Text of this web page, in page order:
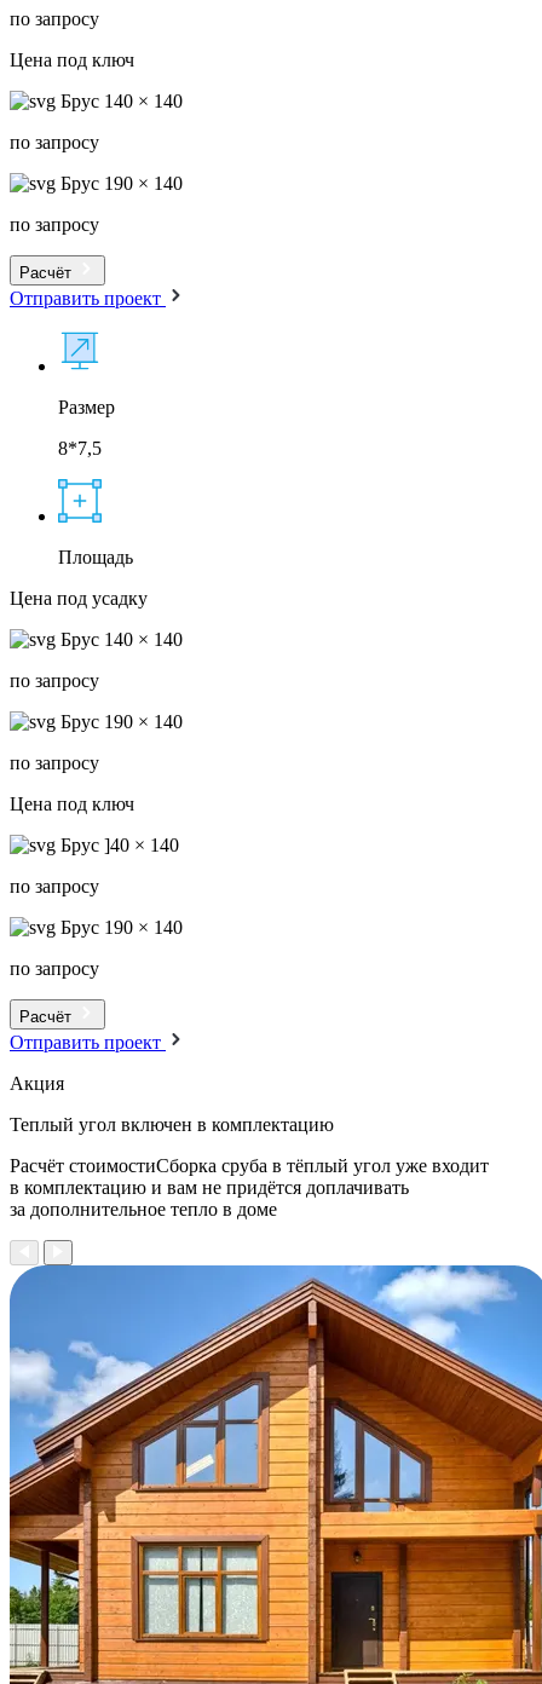
по запросу
Цена под ключ
Брус 140 × 140
по запросу
Брус 190 × 140
по запросу
Расчёт
Отправить проект
Размер
8*7,5
Площадь
Цена под усадку
Брус 140 × 140
по запросу
Брус 190 × 140
по запросу
Цена под ключ
Брус ]40 × 140
по запросу
Брус 190 × 140
по запросу
Расчёт
Отправить проект
Акция
Теплый угол включен в комплектацию
Расчёт стоимостиСборка сруба в тёплый угол уже входит
в комплектацию и вам не придётся доплачивать
за дополнительное тепло в доме